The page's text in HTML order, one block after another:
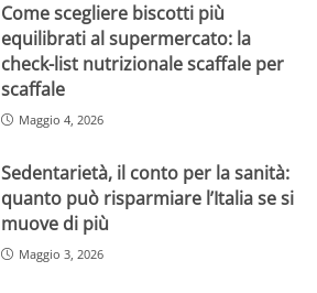
Come scegliere biscotti più
equilibrati al supermercato: la
check-list nutrizionale scaffale per
scaffale
Maggio 4, 2026
Sedentarietà, il conto per la sanità:
quanto può risparmiare l’Italia se si
muove di più
Maggio 3, 2026